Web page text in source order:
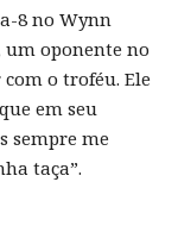
8 no Wynn
um oponente no
o troféu. Ele
em seu
sempre me
taça”.